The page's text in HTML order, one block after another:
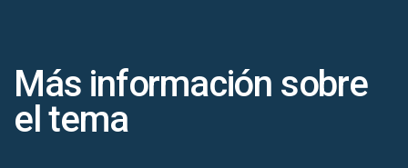
Más información sobre
el tema